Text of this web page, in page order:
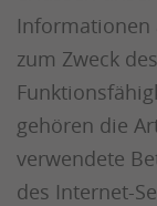
Informationen
zum Zweck
gehören die
verwendete
des Internet-